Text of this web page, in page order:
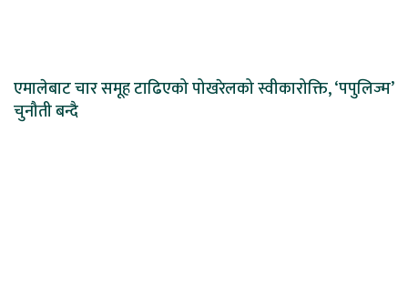
एमालेबाट चार समूह टाढिएको पोखरेलको स्वीकारोक्ति, ‘पपुलिज्म’
चुनौती बन्दै